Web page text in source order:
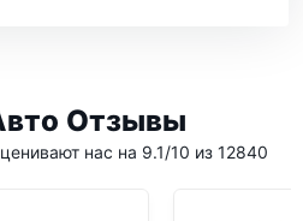
Отзывы
нас на 9.1/10 из 12840